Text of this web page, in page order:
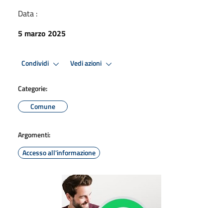
Data :
5 marzo 2025
Condividi Vedi azioni
Categorie:
Comune
Argomenti:
Accesso all'informazione